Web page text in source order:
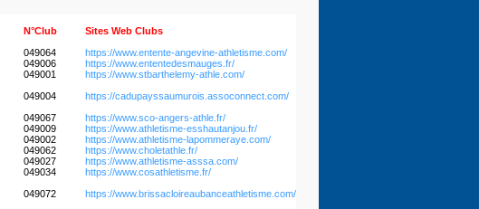
N°Club
Sites Web Clubs
049064
https://www.entente-angevine-athletisme.com/
049006
https://www.ententedesmauges.fr/
049001
https://www.stbarthelemy-athle.com/
049004
https://cadupayssaumurois.assoconnect.com/
049067
https://www.sco-angers-athle.fr/
049009
https://www.athletisme-esshautanjou.fr/
049002
https://www.athletisme-lapommeraye.com/
049062
https://www.choletathle.fr/
049027
https://www.athletisme-asssa.com/
049034
https://www.cosathletisme.fr/
049072
https://www.brissacloireaubanceathletisme.com/